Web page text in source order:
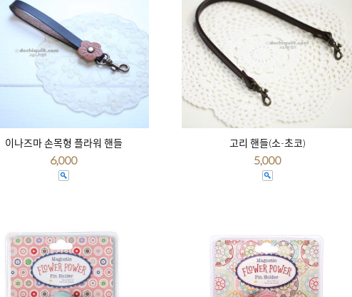
이나즈마 손목형 플라워 핸들
6,000
고리 핸들(소-초코)
5,000